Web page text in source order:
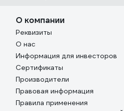
О компании
Реквизиты
О нас
Информация для инвесторов
Сертификаты
Производители
Правовая информация
Правила применения